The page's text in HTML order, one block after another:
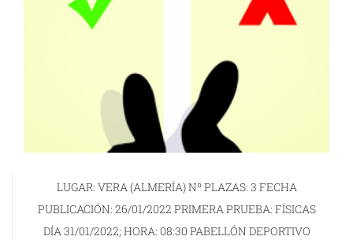
LUGAR: VERA (ALMERÍA) Nº PLAZAS: 3 FECHA
PUBLICACIÓN: 26/01/2022 PRIMERA PRUEBA: FÍSICAS
DÍA 31/01/2022; HORA: 08:30 PABELLÓN DEPORTIVO